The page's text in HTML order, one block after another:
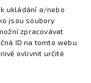
ukládání a/nebo
jsou soubory
zpracovávat
ID na tomto webu.
ovlivnit určité